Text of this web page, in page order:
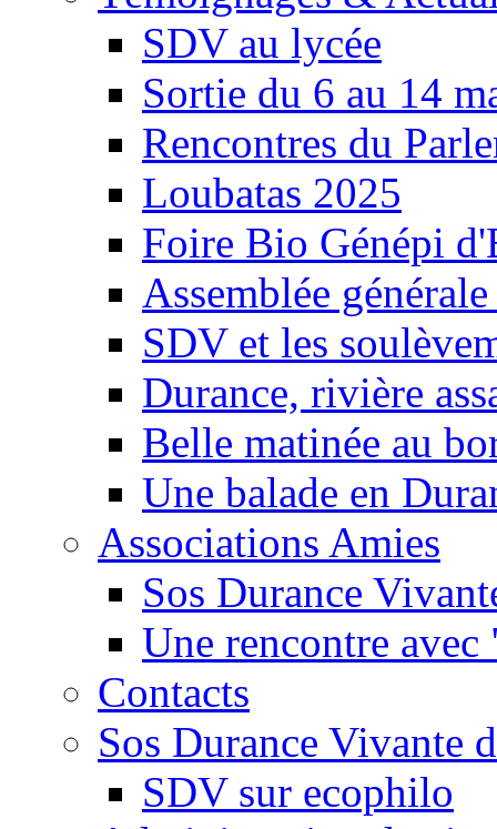
SDV au lycée
Sortie du 6 au 14
Rencontres du
Loubatas 2025
Foire Bio Génépi
Assemblée
SDV et les
Durance, rivière
Belle matinée au
Une balade en
Associations Amies
Sos Durance
Une rencontre
Contacts
Sos Durance Vivante
SDV sur ecophilo